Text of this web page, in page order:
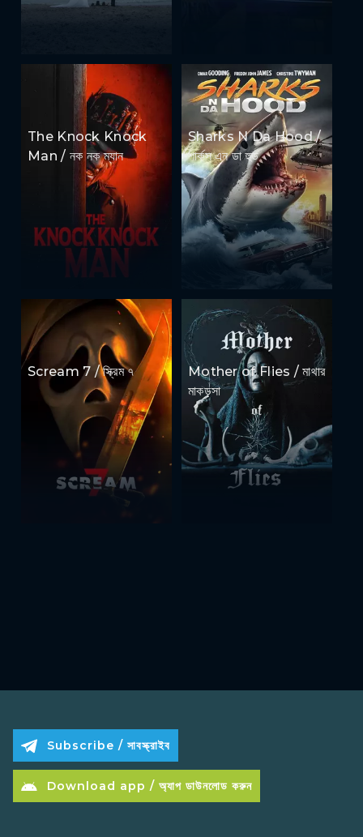
The Knock Knock
Man / নক নক ম্যান
Sharks N Da Hood /
শার্কস এন ডা হুড
Scream 7 / স্ক্রিম ৭
Mother of Flies / মাথার
মাকড়সা
Subscribe / সাবস্ক্রাইব
Download app / অ্যাপ ডাউনলোড করুন